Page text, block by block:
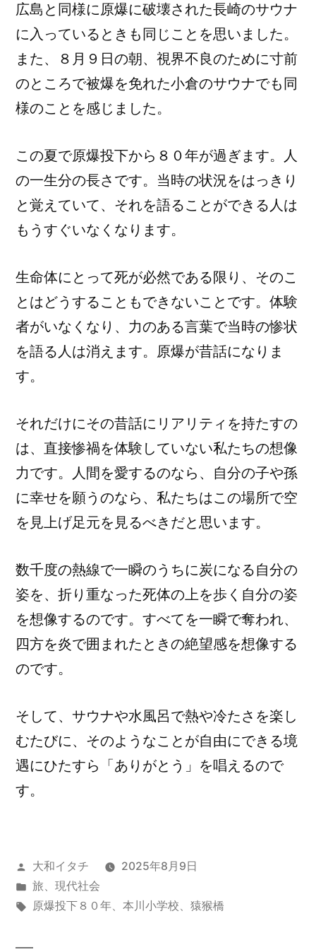
広島と同様に原爆に破壊された長崎のサウナ
に入っているときも同じことを思いました。
また、８月９日の朝、視界不良のために寸前
のところで被爆を免れた小倉のサウナでも同
様のことを感じました。
この夏で原爆投下から８０年が過ぎます。人
の一生分の長さです。当時の状況をはっきり
と覚えていて、それを語ることができる人は
もうすぐいなくなります。
生命体にとって死が必然である限り、そのこ
とはどうすることもできないことです。体験
者がいなくなり、力のある言葉で当時の惨状
を語る人は消えます。原爆が昔話になりま
す。
それだけにその昔話にリアリティを持たすの
は、直接惨禍を体験していない私たちの想像
力です。人間を愛するのなら、自分の子や孫
に幸せを願うのなら、私たちはこの場所で空
を見上げ足元を見るべきだと思います。
数千度の熱線で一瞬のうちに炭になる自分の
姿を、折り重なった死体の上を歩く自分の姿
を想像するのです。すべてを一瞬で奪われ、
四方を炎で囲まれたときの絶望感を想像する
のです。
そして、サウナや水風呂で熱や冷たさを楽し
むたびに、そのようなことが自由にできる境
遇にひたすら「ありがとう」を唱えるので
す。
投
稿
者:
大和イタチ
2025年8月9日
カ
テ
リ
旅、 現代社会
タ
原爆投下８０年、 本川小学校、 猿猴橋